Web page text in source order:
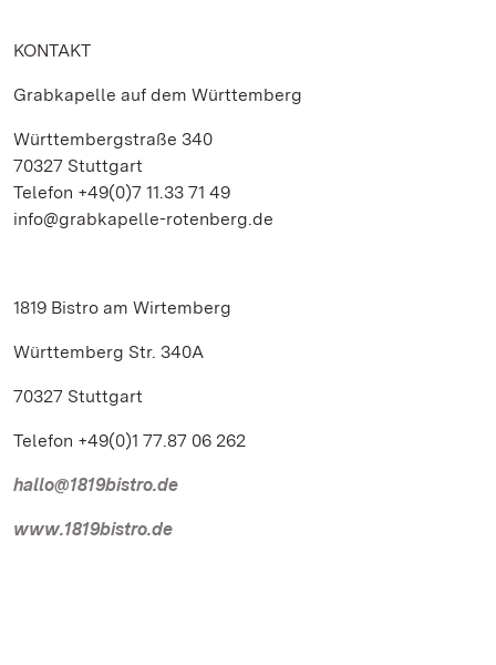
KONTAKT
Grabkapelle auf dem Württemberg
Württembergstraße 340
70327 Stuttgart
Telefon +49(0)7 11.33 71 49
info@grabkapelle-rotenberg.de
1819 Bistro am Wirtemberg
Württemberg Str. 340A
70327 Stuttgart
Telefon +49(0)1 77.87 06 262
hallo@1819bistro.de
www.1819bistro.de